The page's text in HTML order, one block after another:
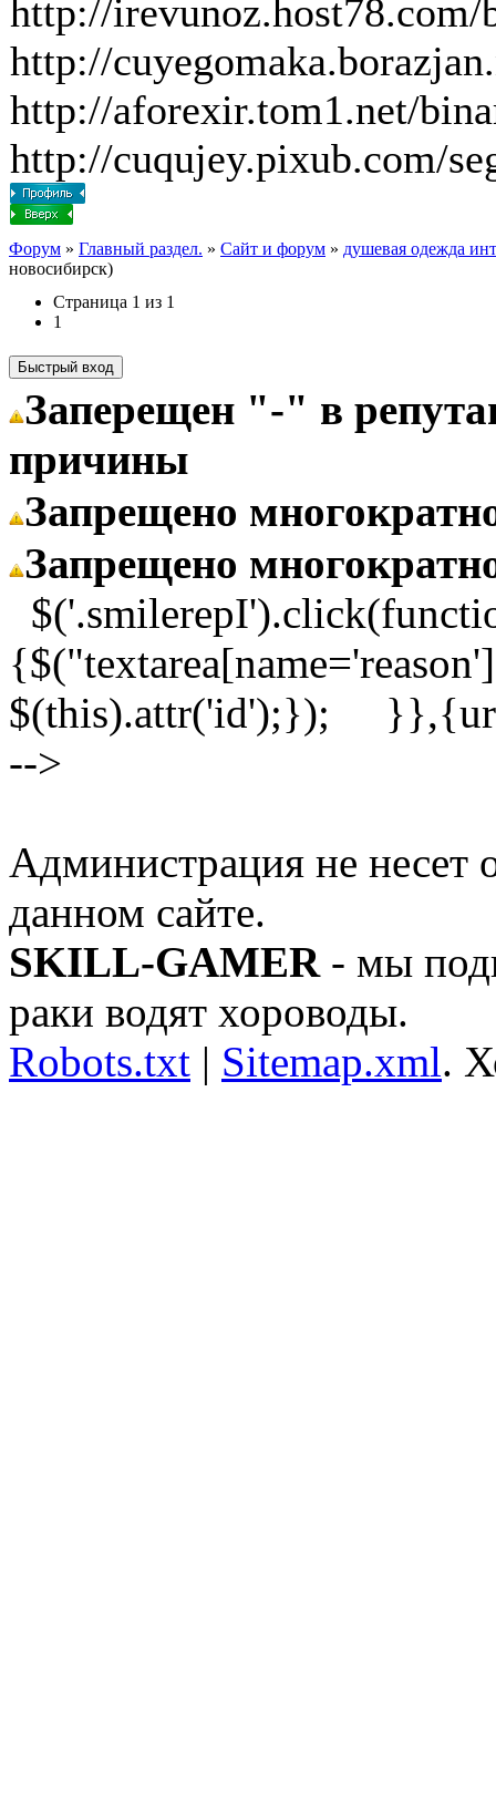
http://
http://
http://aforexir.tom1.net/
http://cuqujey.pixub.com/
Форум » Главный раздел. » Сайт и форум » душевая одежда
новосибирск)
Страница 1 из 1
1
Заперещен "-" в
причины
Запрещено
Запрещено
$(this).attr('id');});
-->
Администрация не несет
данном сайте.
SKILL-GAMER- мы
раки водят хороводы.
Robots.txt | Sitemap.xml.